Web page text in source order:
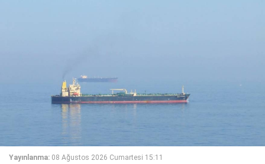
Yayınlanma: 08 Ağustos 2026 Cumartesi 15:11